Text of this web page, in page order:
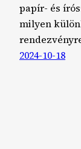
papír- és
milyen
2024-10-18